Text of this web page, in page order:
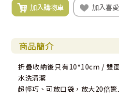
加入購物車 加入喜
商品簡介
折疊收納後只有10*10cm / 雙
水洗清潔
超輕巧、可放口袋，放大20倍驚